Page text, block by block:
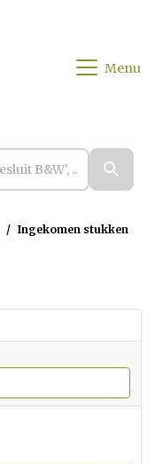
Menu
Ingekomen stukken